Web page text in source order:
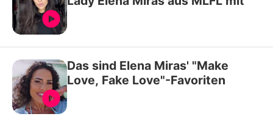
Das sind Elena Miras' "Make
Love, Fake Love"-Favoriten